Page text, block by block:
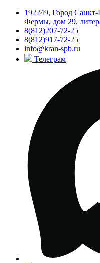
192249, Город
Фермы, дом 29,
8(812)207-72-25
8(812)917-72-25
info@kran-spb.ru
Телеграм